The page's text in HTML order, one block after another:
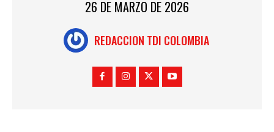
26 DE MARZO DE 2026
REDACCION TDI COLOMBIA